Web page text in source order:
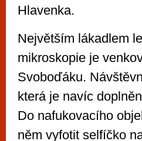
Hlavenka.
Největším lákadlem
mikroskopie je
Svoboďáku.
která je navíc
Do nafukovacího
něm vyfotit selfíčko